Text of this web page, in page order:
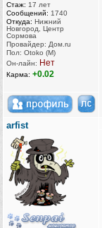
Стаж: 17 лет
Сообщений: 1740
Откуда: Нижний
Новгород, Центр
Сормова
Провайдер: Дом.ru
Пол: Otoko (M)
Он-лайн: Нет
Карма: +0.02
arfist